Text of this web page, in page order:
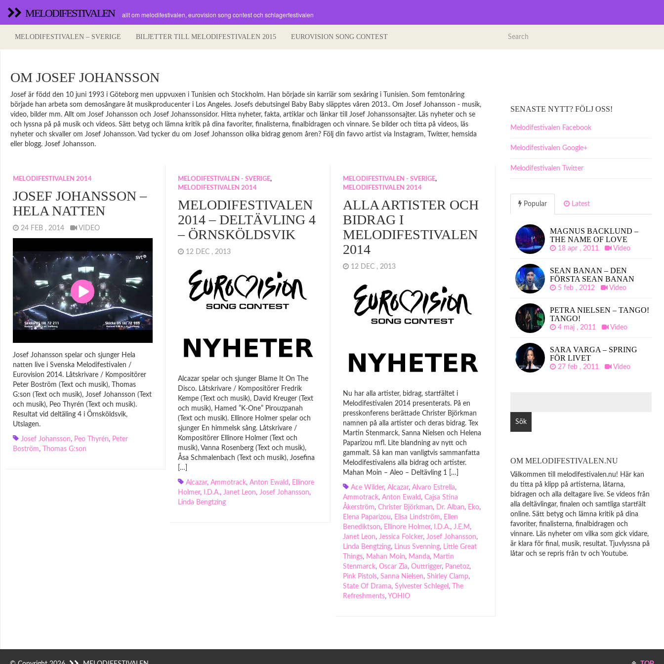
MELODIFESTIVALEN allt om melodifestivalen, eurovision song contest och schlagerfestivalen
MELODIFESTIVALEN – SVERIGE BILJETTER TILL MELODIFESTIVALEN 2015 EUROVISION SONG CONTEST
OM JOSEF JOHANSSON
Josef är född den 10 juni 1993 i Göteborg men uppvuxen i Tunisien och Stockholm. Han började sin karriär som sexåring i Tunisien. Som femtonåring
började han arbeta som demosångare åt musikproducenter i Los Angeles. Josefs debutsingel Baby Baby släpptes våren 2013.. Om Josef Johansson - musik,
video, bilder mm. Allt om Josef Johansson och Josef Johanssonsidor. Hitta nyheter, fakta, artiklar och länkar till Josef Johanssonsajter. Läs nyheter och se
och lyssna på på musik och videos. Sätt betyg och lämna kritik på dina favoriter, finalisterna, finalbidragen och vinnare. Se bilder och titta på videos, läs
nyheter och skvaller om Josef Johansson. Vad tycker du om Josef Johansson olika bidrag genom åren? Följ din favvo artist via Instagram, Twitter, hemsida
eller blogg. Josef Johansson.
MELODIFESTIVALEN 2014
JOSEF JOHANSSON –
HELA NATTEN
24 FEB , 2014 VIDEO
Josef Johansson spelar och sjunger Hela
natten live i Svenska Melodifestivalen /
Eurovision 2014. Låtskrivare / Kompositörer
Peter Boström (Text och musik), Thomas
G:son (Text och musik), Josef Johansson (Text
och musik), Peo Thyrén (Text och musik).
Resultat vid deltäling 4 i Örnsköldsvik,
Utslagen.
Josef Johansson, Peo Thyrén, Peter
Boström, Thomas G:son
MELODIFESTIVALEN - SVERIGE,
MELODIFESTIVALEN 2014
MELODIFESTIVALEN
2014 – DELTÄVLING 4
– ÖRNSKÖLDSVIK
12 DEC , 2013
Alcazar spelar och sjunger Blame It On The
Disco. Låtskrivare / Kompositörer Fredrik
Kempe (Text och musik), David Kreuger (Text
och musik), Hamed ”K-One” Pirouzpanah
(Text och musik). Ellinore Holmer spelar och
sjunger En himmelsk sång. Låtskrivare /
Kompositörer Ellinore Holmer (Text och
musik), Vanna Rosenberg (Text och musik),
Åsa Schmalenbach (Text och musik), Josefina
[…]
Alcazar, Ammotrack, Anton Ewald , Ellinore
Holmer, I.D.A., Janet Leon, Josef Johansson,
Linda Bengtzing
MELODIFESTIVALEN - SVERIGE,
MELODIFESTIVALEN 2014
ALLA ARTISTER OCH
BIDRAG I
MELODIFESTIVALEN
2014
12 DEC , 2013
Nu har alla artister, bidrag, startfältet i
Melodifestivalen 2014 presenterats. På en
presskonferens berättade Christer Björkman
namnen på alla artister och deras bidrag. Tex
Martin Stenmarck, Sanna Nielsen och Helena
Paparizou mfl. Lite blandning av nytt och
gammalt. Så kan man vanligtvis sammanfatta
Melodifestivalens alla bidrag och artister.
Mahan Moin – Aleo – Deltävling 1 […]
Ace Wilder, Alcazar, Alvaro Estrella,
Ammotrack, Anton Ewald , Cajsa Stina
Åkerström, Christer Björkman, Dr. Alban, Eko,
Elena Paparizou, Elisa Lindström, Ellen
Benediktson, Ellinore Holmer, I.D.A., J.E.M ,
Janet Leon, Jessica Folcker, Josef Johansson,
Linda Bengtzing, Linus Svenning, Little Great
Things, Mahan Moin, Manda, Martin
Stenmarck, Oscar Zia, Outtrigger, Panetoz,
Pink Pistols, Sanna Nielsen, Shirley Clamp,
State Of Drama, Sylvester Schlegel ,
The
Refreshments, YOHIO
SENASTE NYTT? FÖLJ OSS!
Melodifestivalen Facebook
Melodifestivalen Google+
Melodifestivalen Twitter
Popular Latest
MAGNUS BACKLUND –
THE NAME OF LOVE
18 apr , 2011 Video
SEAN BANAN – DEN
FÖRSTA SEAN BANAN
5 feb , 2012 Video
PETRA NIELSEN – TANGO!
TANGO!
4 maj , 2011 Video
SARA VARGA – SPRING
FÖR LIVET
27 feb , 2011 Video
OM MELODIFESTIVALEN.NU
Välkommen till melodifestivalen.nu! Här kan
du titta på klipp på artisterna, låtarna,
bidragen och alla deltagare live. Se videos från
alla deltävlingar, finalen och samtliga startfält
online. Sätt betyg och lämna kritik på dina
favoriter, finalisterna, finalbidragen och
vinnare. Läs nyheter om vilka som gick vidare,
är klara för final, musik, resultat. Tjuvlyssna på
låtar och se repris från tv och Youtube.